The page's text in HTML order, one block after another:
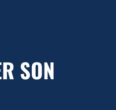
SON